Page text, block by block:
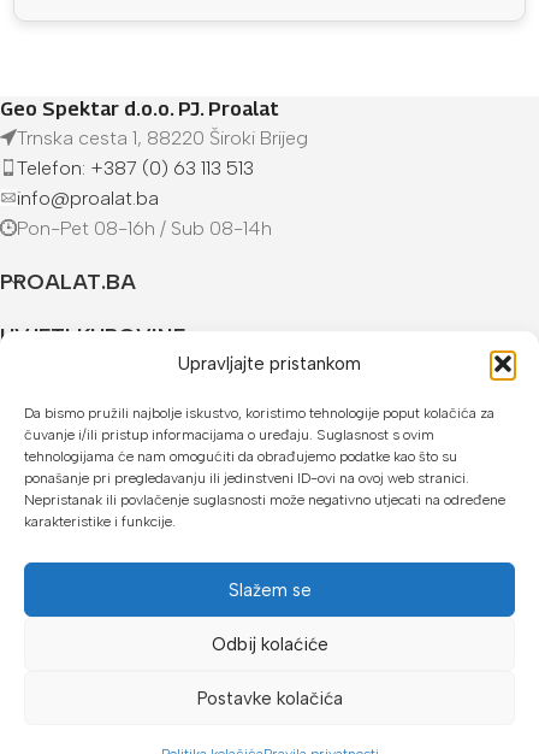
Upravljajte pristankom
Da bismo pružili najbolje iskustvo, koristimo tehnologije poput kolačića za
čuvanje i/ili pristup informacijama o uređaju. Suglasnost s ovim
tehnologijama će nam omogućiti da obrađujemo podatke kao što su
ponašanje pri pregledavanju ili jedinstveni ID-ovi na ovoj web stranici.
Nepristanak ili povlačenje suglasnosti može negativno utjecati na određene
karakteristike i funkcije.
Slažem se
Odbij kolaćiće
Postavke kolačića
Geo Spektar d.o.o. PJ. Proalat
Trnska cesta 1, 88220 Široki Brijeg
Telefon: +387 (0) 63 113 513
info@proalat.ba
Pon-Pet 08-16h / Sub 08-14h
PROALAT.BA
UVJETI KUPOVINE
U našoj web trgovini možete platiti:
Kreditnim karticama jednokratno ili do 24 rate
Općom uplatnicom, virmanom, internet bankarstvom
Gotovinom prilikom preuzimanja
Mikrofin do 18 rata
Copyright © 2026 Proalat.ba